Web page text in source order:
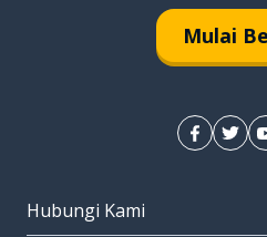
Mulai
Hubungi Kami